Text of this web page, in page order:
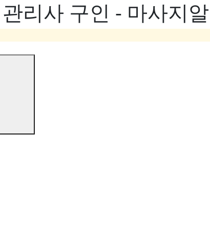
리사 구인 - 마사지